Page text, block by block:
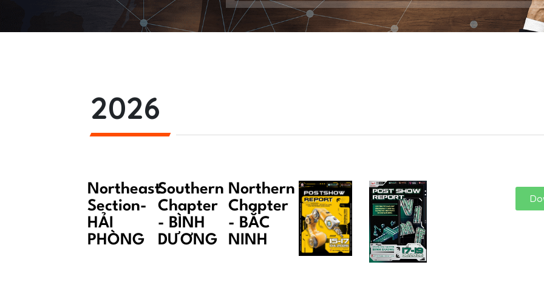
2026
Northeast
Section-
HẢI
PHÒNG
Southern
Chapter
- BÌNH
DƯƠNG
Northern
Chapter
- BẮC
NINH